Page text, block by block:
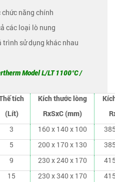
năng chính
các loại lò nung
trình sử dụng khác nhau
Model L/LT 1100°C /
tích
(Lít)
Kích thước lòng
RxSxC (mm)
3 160 x 140 x 100
5 200 x 170 x 130
9 230 x 240 x 170
15 230 x 340 x 170